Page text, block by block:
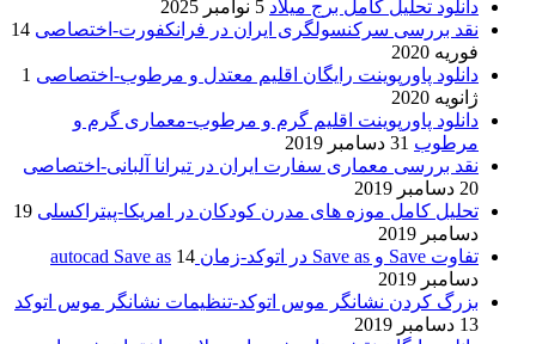
دانلود تحلیل کامل برج میلاد 5 نوامبر 2025
نقد بررسی سرکنسولگری ایران در فرانکفورت-اختصاصی 14
فوریه 2020
دانلود پاورپوینت رایگان اقلیم معتدل و مرطوب-اختصاصی 1
ژانویه 2020
دانلود پاورپوینت اقلیم گرم و مرطوب-معماری گرم و
مرطوب 31 دسامبر 2019
نقد بررسی معماری سفارت ایران در تیرانا آلبانی-اختصاصی
20 دسامبر 2019
تحلیل کامل موزه های مدرن کودکان در امریکا-پیتراکسلی 19
دسامبر 2019
تفاوت Save و Save as در اتوکد-زمان autocad Save as
14
دسامبر 2019
بزرگ کردن نشانگر موس اتوکد-تنظیمات نشانگر موس اتوکد
13 دسامبر 2019